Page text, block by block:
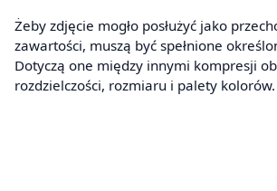
Żeby zdjęcie mogło posłużyć jako
zawartości, muszą być spełnione
Dotyczą one między innymi kompresji
rozdzielczości, rozmiaru i palety kolorów.